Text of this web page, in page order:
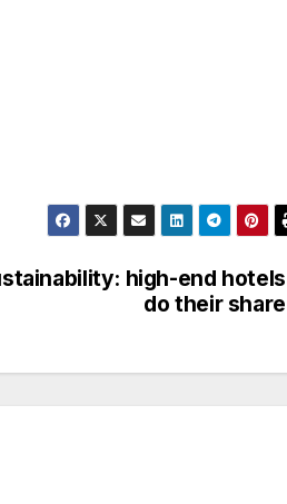
high-end hotels
do their share